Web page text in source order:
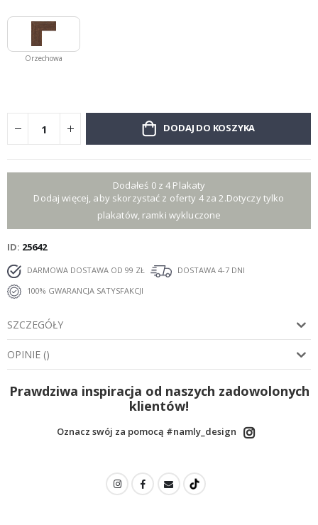
Orzechowa
DODAJ DO KOSZYKA
Dodałeś 0 z 4 Plakaty
Dodaj więcej, aby skorzystać z oferty 4 za 2.Dotyczy tylko
plakatów, ramki wykluczone
ID 25642
DARMOWA DOSTAWA OD 99 ZŁ
DOSTAWA 4-7 DNI
100% GWARANCJA SATYSFAKCJI
SZCZEGÓŁY
OPINIE ()
Prawdziwa inspiracja od naszych zadowolonych
klientów!
Oznacz swój za pomocą #namly_design